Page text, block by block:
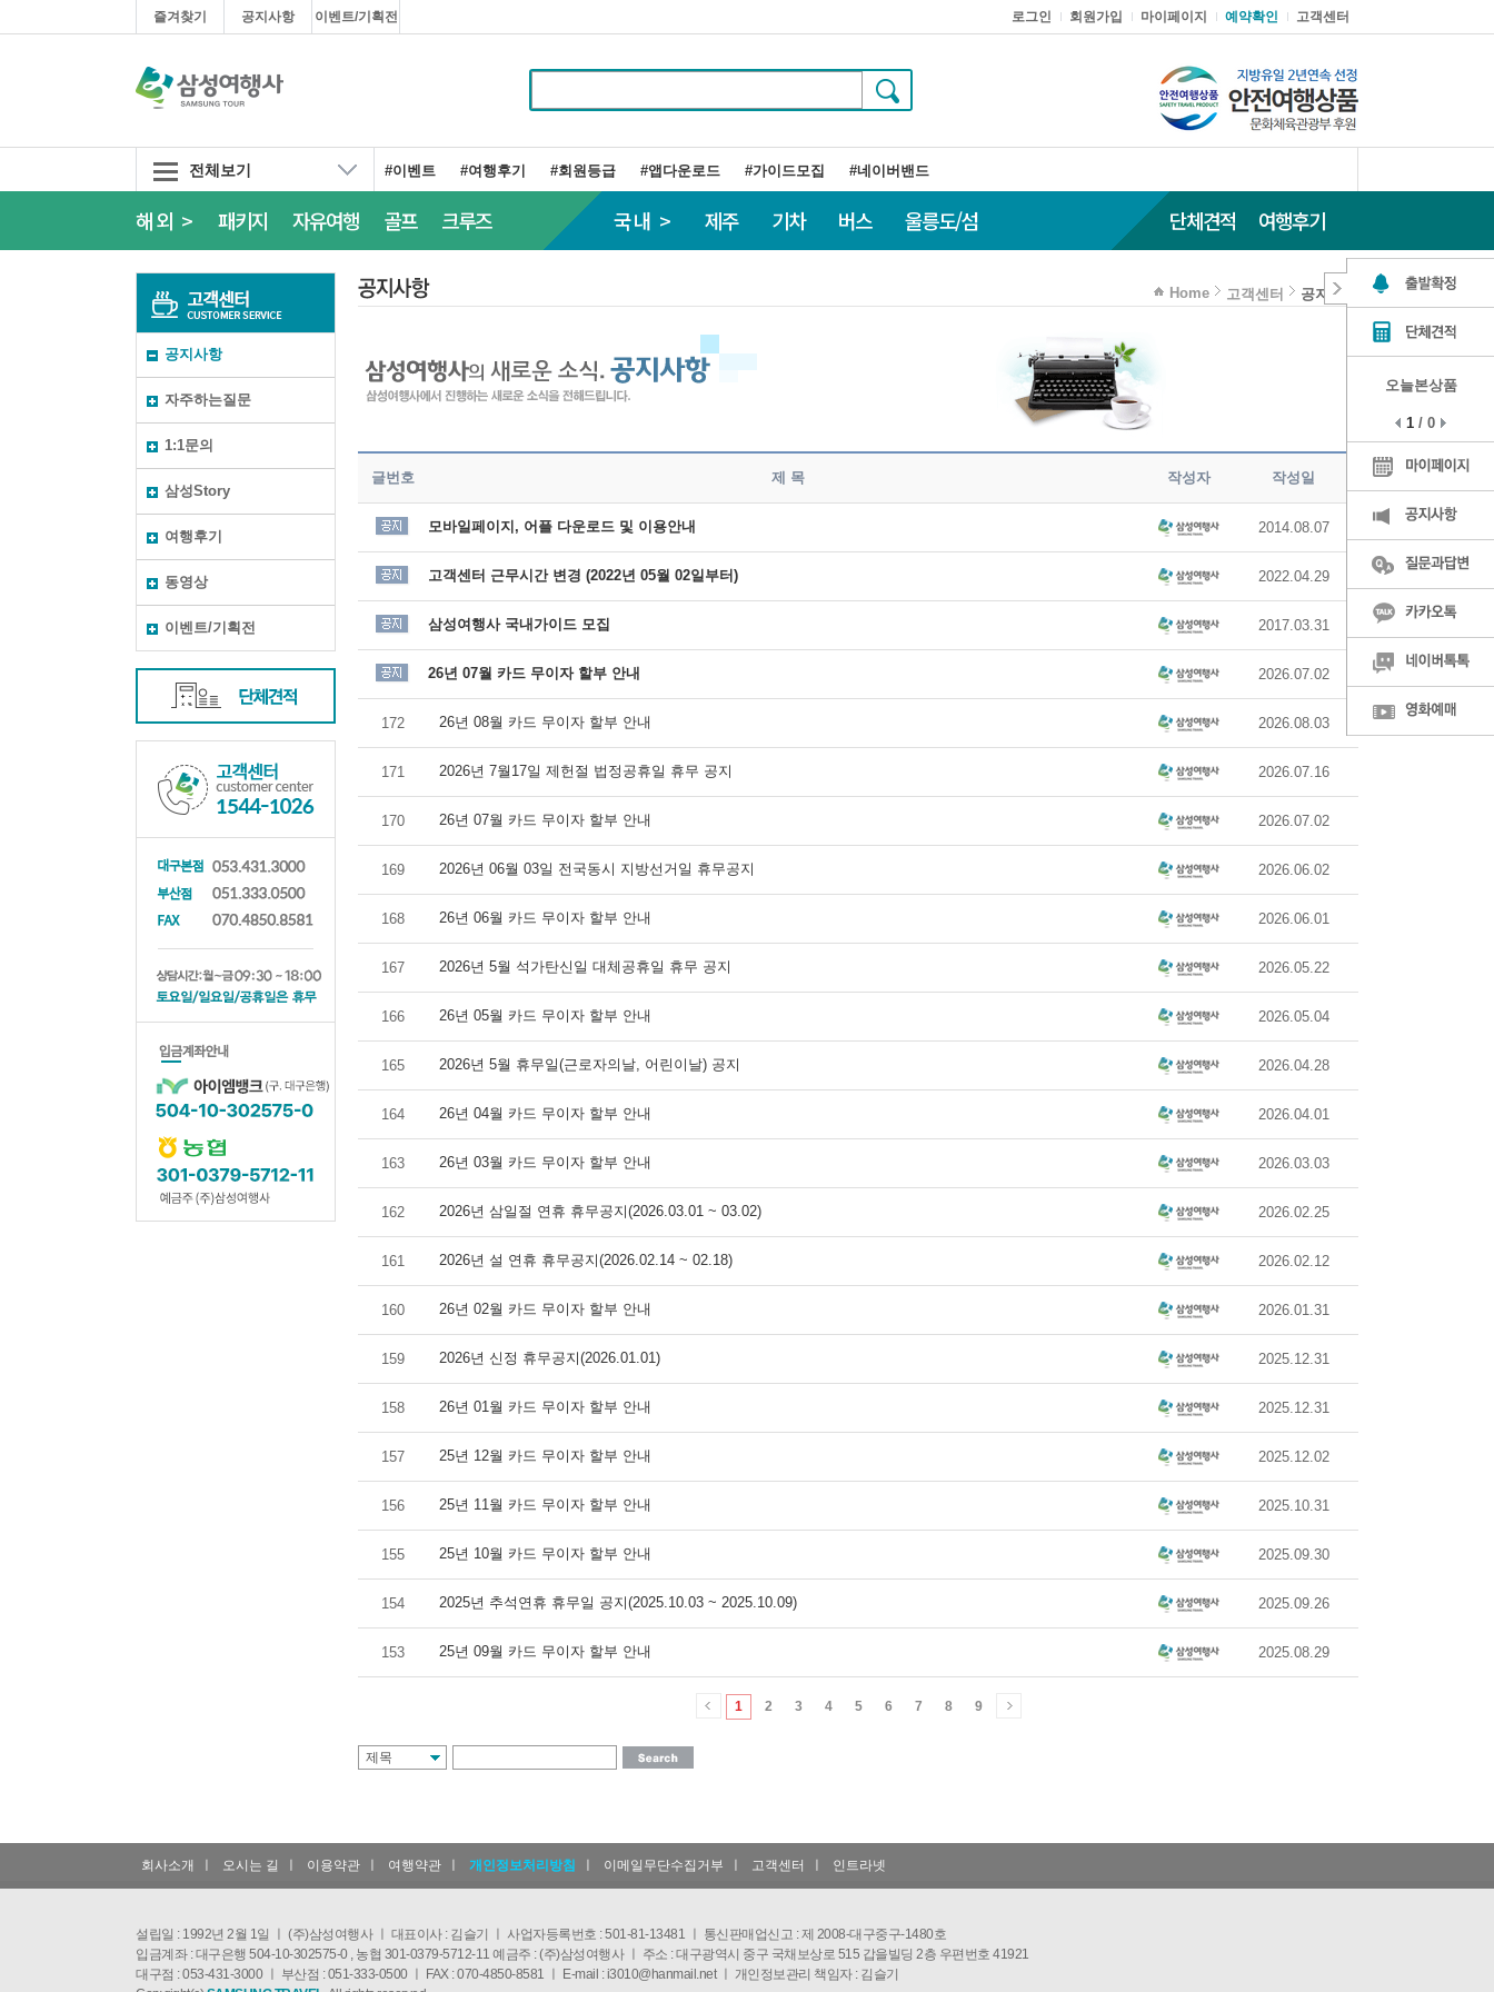
즐겨찾기 공지사항 이벤트/기획전 로그인 회원가입 마이페이지 예약확인 고객센터
전체보기 #이벤트 #여행후기 #회원등급 #앱다운로드 #가이드모집 #네이버밴드
해외 > 패키지 자유여행 골프 크루즈 국내 > 제주 기차 버스 울릉도/섬 단체견적 여행후기
공지사항
자주하는질문
1:1문의
삼성Story
여행후기
동영상
이벤트/기획전
Home 고객센터 공지사항
글번호 제 목 작성자 작성일
모바일페이지, 어플 다운로드 및 이용안내 2014.08.07
고객센터 근무시간 변경 (2022년 05월 02일부터) 2022.04.29
삼성여행사 국내가이드 모집 2017.03.31
26년 07월 카드 무이자 할부 안내 2026.07.02
172 26년 08월 카드 무이자 할부 안내 2026.08.03
171 2026년 7월17일 제헌절 법정공휴일 휴무 공지 2026.07.16
170 26년 07월 카드 무이자 할부 안내 2026.07.02
169 2026년 06월 03일 전국동시 지방선거일 휴무공지 2026.06.02
168 26년 06월 카드 무이자 할부 안내 2026.06.01
167 2026년 5월 석가탄신일 대체공휴일 휴무 공지 2026.05.22
166 26년 05월 카드 무이자 할부 안내 2026.05.04
165 2026년 5월 휴무일(근로자의날, 어린이날) 공지 2026.04.28
164 26년 04월 카드 무이자 할부 안내 2026.04.01
163 26년 03월 카드 무이자 할부 안내 2026.03.03
162 2026년 삼일절 연휴 휴무공지(2026.03.01 ~ 03.02) 2026.02.25
161 2026년 설 연휴 휴무공지(2026.02.14 ~ 02.18) 2026.02.12
160 26년 02월 카드 무이자 할부 안내 2026.01.31
159 2026년 신정 휴무공지(2026.01.01) 2025.12.31
158 26년 01월 카드 무이자 할부 안내 2025.12.31
157 25년 12월 카드 무이자 할부 안내 2025.12.02
156 25년 11월 카드 무이자 할부 안내 2025.10.31
155 25년 10월 카드 무이자 할부 안내 2025.09.30
154 2025년 추석연휴 휴무일 공지(2025.10.03 ~ 2025.10.09) 2025.09.26
153 25년 09월 카드 무이자 할부 안내 2025.08.29
1 2 3 4 5 6 7 8 9
회사소개 오시는 길 이용약관 여행약관 개인정보처리방침 이메일무단수집거부 고객센터 인트라넷
설립일 : 1992년 2월 1일 ㅣ (주)삼성여행사 ㅣ 대표이사 : 김슬기 ㅣ 사업자등록번호 : 501-81-13481 ㅣ 통신판매업신고 : 제 2008-대구중구-1480호
입금계좌 : 대구은행 504-10-302575-0 , 농협 301-0379-5712-11 예금주 : (주)삼성여행사 ㅣ 주소 : 대구광역시 중구 국채보상로 515 갑을빌딩 2층 우편번호 41921
대구점 : 053-431-3000 ㅣ 부산점 : 051-333-0500 ㅣ FAX : 070-4850-8581 ㅣ E-mail : i3010@hanmail.net ㅣ 개인정보관리 책임자 : 김슬기
오늘본상품
1 / 0